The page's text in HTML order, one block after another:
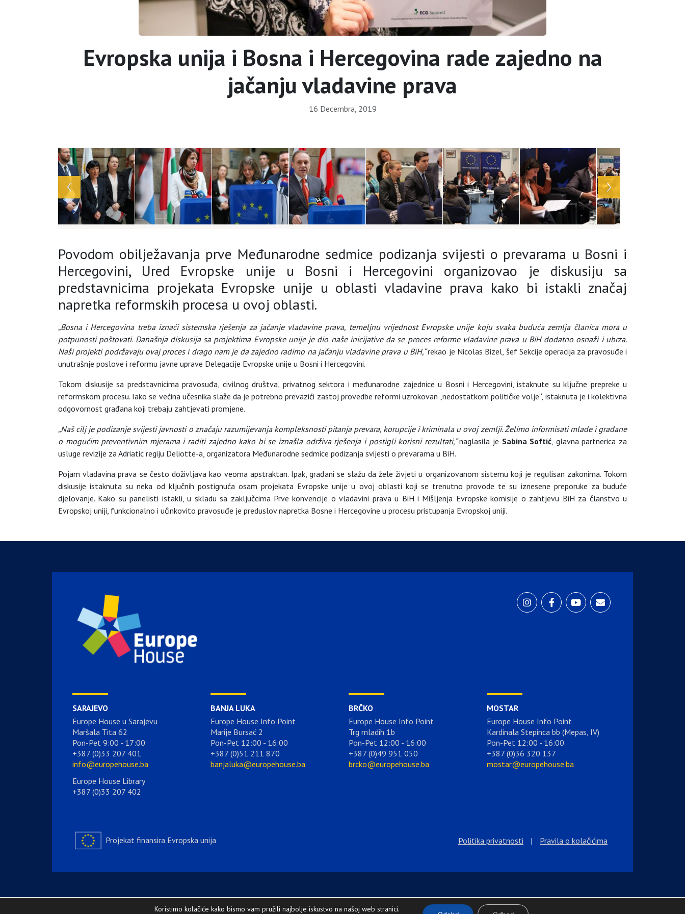
Evropska unija i Bosna i Hercegovina rade zajedno na
jačanju vladavine prava
16 Decembra, 2019
Povodom obilježavanja prve Međunarodne sedmice podizanja svijesti o prevarama u Bosni i
Hercegovini, Ured Evropske unije u Bosni i Hercegovini organizovao je diskusiju sa
predstavnicima projekata Evropske unije u oblasti vladavine prava kako bi istakli značaj
napretka reformskih procesa u ovoj oblasti.
„Bosna i Hercegovina treba iznaći sistemska rješenja za jačanje vladavine prava, temeljnu vrijednost Evropske unije koju svaka buduća zemlja članica mora u
potpunosti poštovati. Današnja diskusija sa projektima Evropske unije je dio naše inicijative da se proces reforme vladavine prava u BiH dodatno osnaži i ubrza.
Naši projekti podržavaju ovaj proces i drago nam je da zajedno radimo na jačanju vladavine prava u BiH,“ rekao je Nicolas Bizel, šef Sekcije operacija za pravosuđe i
unutrašnje poslove i reformu javne uprave Delegacije Evropske unije u Bosni i Hercegovini.
Tokom diskusije sa predstavnicima pravosuđa, civilnog društva, privatnog sektora i međunarodne zajednice u Bosni i Hercegovini, istaknute su ključne prepreke u
reformskom procesu. Iako se većina učesnika slaže da je potrebno prevazići zastoj provedbe reformi uzrokovan „nedostatkom političke volje“, istaknuta je i kolektivna
odgovornost građana koji trebaju zahtjevati promjene.
„Naš cilj je podizanje svijesti javnosti o značaju razumijevanja kompleksnosti pitanja prevara, korupcije i kriminala u ovoj zemlji. Želimo informisati mlade i građane
o mogućim preventivnim mjerama i raditi zajedno kako bi se iznašla održiva rješenja i postigli korisni rezultati,“ naglasila je Sabina Softić, glavna partnerica za
usluge revizije za Adriatic regiju Deliotte-a, organizatora Međunarodne sedmice podizanja svijesti o prevarama u BiH.
Pojam vladavina prava se često doživljava kao veoma apstraktan. Ipak, građani se slažu da žele živjeti u organizovanom sistemu koji je regulisan zakonima. Tokom
diskusije istaknuta su neka od ključnih postignuća osam projekata Evropske unije u ovoj oblasti koji se trenutno provode te su iznesene preporuke za buduće
djelovanje. Kako su panelisti istakli, u skladu sa zaključcima Prve konvencije o vladavini prava u BiH i Mišljenja Evropske komisije o zahtjevu BiH za članstvo u
Evropskoj uniji, funkcionalno i učinkovito pravosuđe je preduslov napretka Bosne i Hercegovine u procesu pristupanja Evropskoj uniji.
SARAJEVO
Europe House u Sarajevu
Maršala Tita 62
Pon-Pet 9:00 - 17:00
+387 (0)33 207 401
info@europehouse.ba
Europe House Library
+387 (0)33 207 402
BANJA LUKA
Europe House Info Point
Marije Bursać 2
Pon-Pet 12:00 - 16:00
+387 (0)51 211 870
banjaluka@europehouse.ba
BRČKO
Europe House Info Point
Trg mladih 1b
Pon-Pet 12:00 - 16:00
+387 (0)49 951 050
brcko@europehouse.ba
MOSTAR
Europe House Info Point
Kardinala Stepinca bb (Mepas, IV)
Pon-Pet 12:00 - 16:00
+387 (0)36 320 137
mostar@europehouse.ba
Projekat finansira Evropska unija Politika privatnosti | Pravila o kolačićima
Koristimo kolačiće kako bismo vam pružili najbolje iskustvo na našoj web stranici.